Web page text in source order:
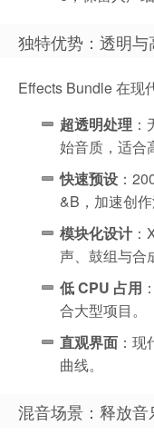
独特优势：透明与
Effects Bundle 在现
超透明处理
始音质，适合
快速预设 ：
&B，加速创作
模块化设计：
声、鼓组与合
低 CPU 占用
合大型项目。
直观界面 ：
曲线。
混音场景：释放音